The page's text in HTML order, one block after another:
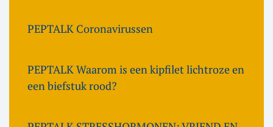
PEPTALK Coronavirussen
PEPTALK Waarom is een kipfilet lichtroze en
een biefstuk rood?